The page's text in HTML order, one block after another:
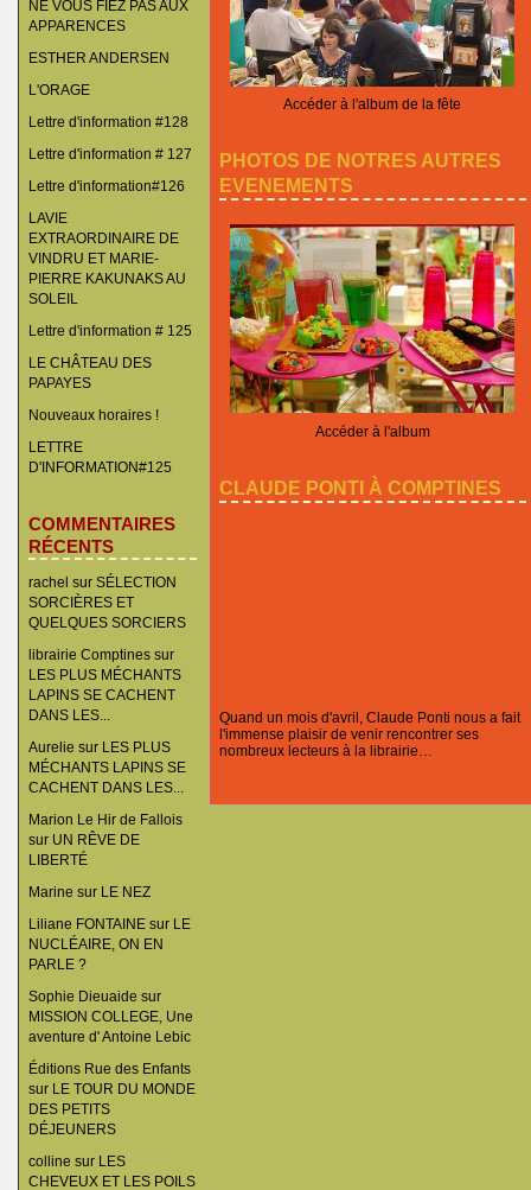
NE VOUS FIEZ PAS AUX
APPARENCES
ESTHER ANDERSEN
L'ORAGE
Lettre d'information #128
Lettre d'information # 127
Lettre d'information#126
LAVIE
EXTRAORDINAIRE DE
VINDRU ET MARIE-
PIERRE KAKUNAKS AU
SOLEIL
Lettre d'information # 125
LE CHÂTEAU DES
PAPAYES
Nouveaux horaires !
LETTRE
D'INFORMATION#125
COMMENTAIRES
RÉCENTS
rachel sur SÉLECTION
SORCIÈRES ET
QUELQUES SORCIERS
librairie Comptinessur
LES PLUS MÉCHANTS
LAPINS SE CACHENT
DANS LES...
Aurelie sur LES PLUS
MÉCHANTS LAPINS SE
CACHENT DANS LES...
Marion Le Hir de Fallois
sur UN RÊVE DE
LIBERTÉ
Marine sur LE NEZ
Liliane FONTAINEsur LE
NUCLÉAIRE, ON EN
PARLE ?
Sophie Dieuaide sur
MISSION COLLEGE, Une
aventure d' Antoine Lebic
Éditions Rue des Enfants
sur LE TOUR DU MONDE
DES PETITS
DÉJEUNERS
colline sur LES
CHEVEUX ET LES POILS
Accéder à l'album de la fête
PHOTOS DE NOTRES AUTRES
EVENEMENTS
Accéder à l'album
CLAUDE PONTI À COMPTINES
Quand un mois d'avril, Claude Ponti nous a fait
l'immense plaisir de venir rencontrer ses
nombreux lecteurs à la librairie…